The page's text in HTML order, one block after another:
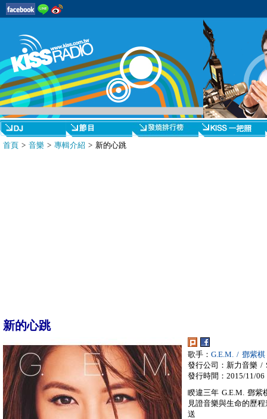
首頁 > 音樂 > 專輯介紹 > 新的心跳
新的心跳
歌手： G.E.M. / 鄧紫棋
發行公司：新力音樂 /
發行時間：2015/11/06
睽違三年 G.E.M. 鄧紫
見證音樂與生命的歷
送